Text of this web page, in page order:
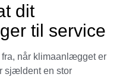
dit
til service
når klimaanlægget er
sjældent en stor